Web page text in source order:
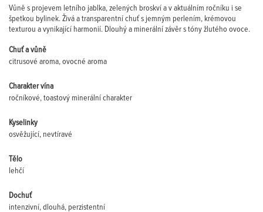
Vůně s projevem letního jablka, zelených broskví a v aktuálním ročníku i se
špetkou bylinek. Živá a transparentní chuť s jemným perlením, krémovou
texturou a vynikající harmonií. Dlouhý a minerální závěr s tóny žlutého ovoce.
Chuť a vůně
citrusové aroma, ovocné aroma
Charakter vína
ročníkové, toastový minerální charakter
Kyselinky
osvěžující, nevtíravé
Tělo
lehčí
Dochuť
intenzivní, dlouhá, perzistentní